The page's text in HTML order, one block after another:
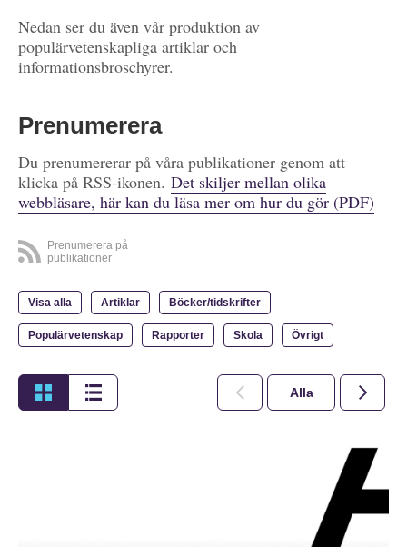
Nedan ser du även vår produktion av
populärvetenskapliga artiklar och
informationsbroschyrer.
Prenumerera
Du prenumererar på våra publikationer genom att
klicka på RSS-ikonen. Det skiljer mellan olika
webbläsare, här kan du läsa mer om hur du gör (PDF)
Prenumerera på
publikationer
Visa alla Artiklar Böcker/tidskrifter
Populärvetenskap Rapporter Skola Övrigt
Alla 2026